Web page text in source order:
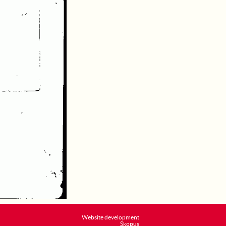
Website development
Skopus